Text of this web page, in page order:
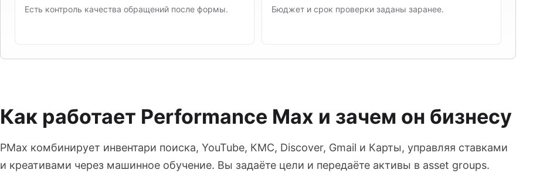
Есть контроль качества обращений после формы. Бюджет и срок проверки заданы заранее.
Как работает Performance Max и зачем он бизнесу
PMax комбинирует инвентари поиска, YouTube, КМС, Discover, Gmail и Карты, управляя ставками
и креативами через машинное обучение. Вы задаёте цели и передаёте активы в asset groups.